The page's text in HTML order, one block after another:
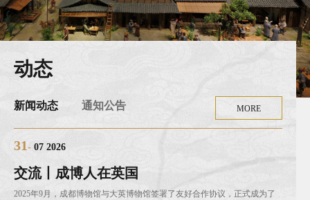
动态
新闻动态 通知公告 MORE
31 07 2026
交流丨成博人在英国
2025年9月，成都博物馆与大英博物馆签署了友好合作协议，正式成为了